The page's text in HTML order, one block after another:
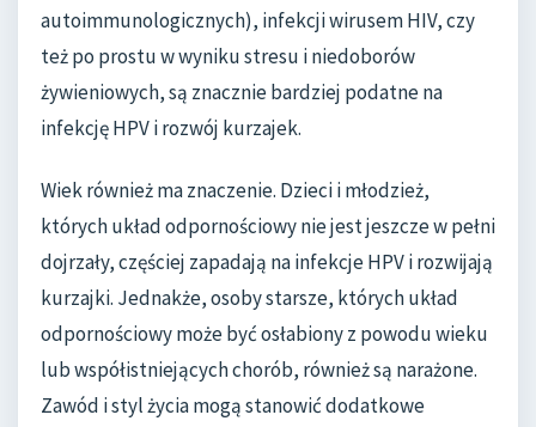
autoimmunologicznych), infekcji wirusem HIV, czy
też po prostu w wyniku stresu i niedoborów
żywieniowych, są znacznie bardziej podatne na
infekcję HPV i rozwój kurzajek.
Wiek również ma znaczenie. Dzieci i młodzież,
których układ odpornościowy nie jest jeszcze w pełni
dojrzały, częściej zapadają na infekcje HPV i rozwijają
kurzajki. Jednakże, osoby starsze, których układ
odpornościowy może być osłabiony z powodu wieku
lub współistniejących chorób, również są narażone.
Zawód i styl życia mogą stanowić dodatkowe